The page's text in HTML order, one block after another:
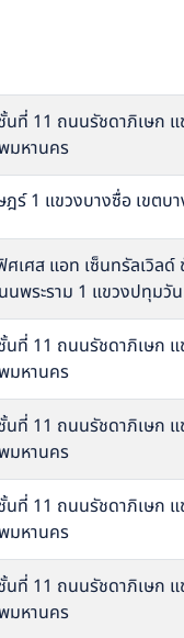
นที่ 11 ถนนรัชดาภิเษก
มหานคร
ร์ 1 แขวงบางซื่อ เขตบ
เศส แอท เซ็นทรัลเวิลด์
นพระราม 1 แขวงปทุม
นที่ 11 ถนนรัชดาภิเษก
มหานคร
นที่ 11 ถนนรัชดาภิเษก
มหานคร
นที่ 11 ถนนรัชดาภิเษก
มหานคร
นที่ 11 ถนนรัชดาภิเษก
มหานคร